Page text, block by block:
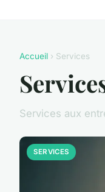
Accueil › Services
Services aux
SERVICES